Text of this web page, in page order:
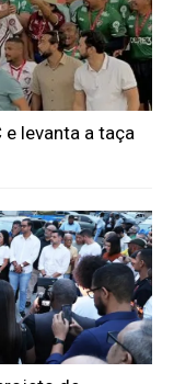
e levanta a taça